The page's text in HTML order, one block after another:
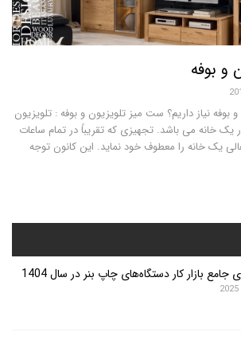
ست میز تلویزیون و بوفه : تلویزیون
تجهیزی که تقریباً در تمام ساعات
معطوف خود نماید. این کانون توجه
دستگاه‌های چاپ بنر در سال 1404